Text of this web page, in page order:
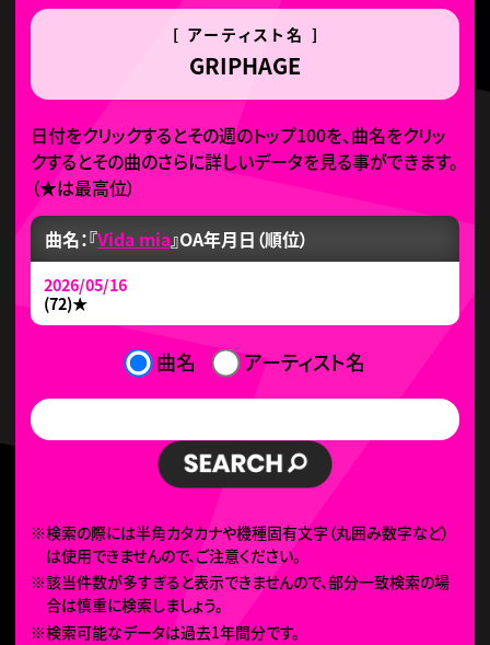
[ アーティスト名 ]
GRIPHAGE
日付をクリックするとその週のトップ100を、曲名をクリッ
クするとその曲のさらに詳しいデータを見る事ができます。
（★は最高位）
曲名：『Vida mia』OA年月日（順位）
2026/05/16
(72)★
曲名 アーティスト名
※検索の際には半角カタカナや機種固有文字（丸囲み数字など）
は使用できませんので、ご注意ください。
※該当件数が多すぎると表示できませんので、部分一致検索の場
合は慎重に検索しましょう。
※検索可能なデータは過去1年間分です。